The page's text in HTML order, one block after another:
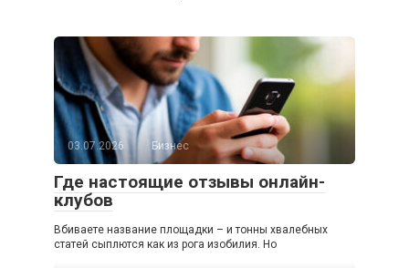
03.07.2026 Бизнес
Где настоящие отзывы онлайн-
клубов
Вбиваете название площадки – и тонны хвалебных
статей сыплются как из рога изобилия. Но